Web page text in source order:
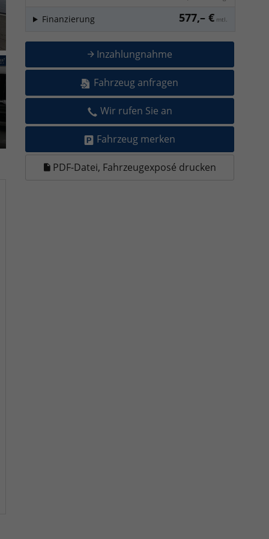
577,– € mtl.
Finanzierung
Inzahlungnahme
Fahrzeug anfragen
Wir rufen Sie an
Fahrzeug merken
PDF-Datei, Fahrzeugexposé drucken